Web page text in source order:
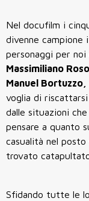
Nel docufilm i
divenne campione
personaggi per
Massimiliano
Manuel Bortuzzo,
voglia di
dalle situazioni
pensare a quanto
casualità nel
trovato
Sfidando tutte le